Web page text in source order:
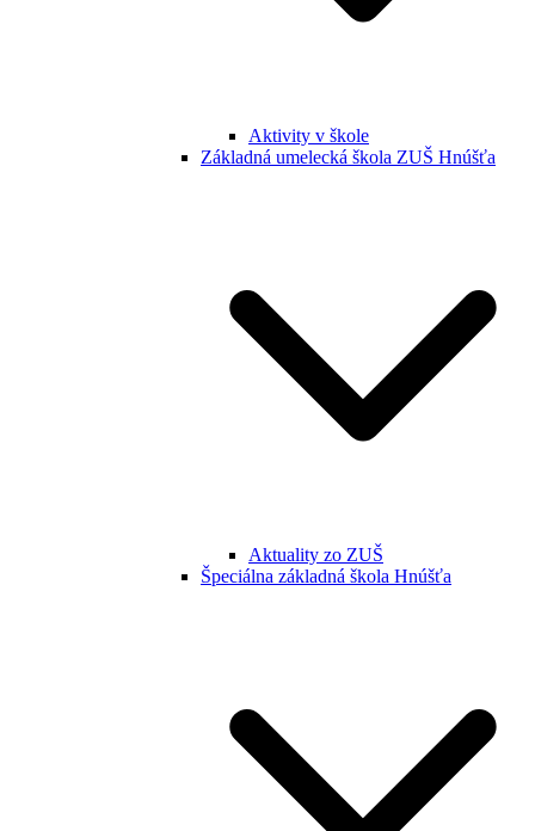
Aktivity v škole
Základná umelecká škola ZUŠ Hnúšťa
Aktuality zo ZUŠ
Špeciálna základná škola Hnúšťa